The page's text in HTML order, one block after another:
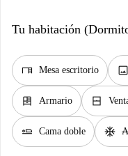
Tu habitación
desk Mesa escritorio image
dresser Armario window_closed
airline_seat_flat Cama doble ac_unit